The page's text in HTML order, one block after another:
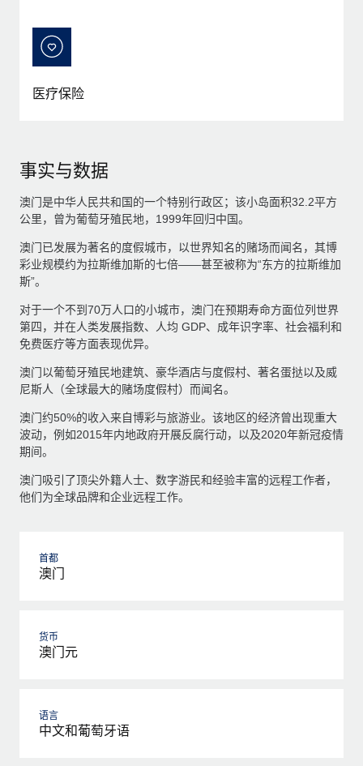
医疗保险
事实与数据
澳门是中华人民共和国的一个特别行政区；该小岛面积32.2平方
公里，曾为葡萄牙殖民地，1999年回归中国。
澳门已发展为著名的度假城市，以世界知名的赌场而闻名，其博
彩业规模约为拉斯维加斯的七倍——甚至被称为“东方的拉斯维加
斯”。
对于一个不到70万人口的小城市，澳门在预期寿命方面位列世界
第四，并在人类发展指数、人均 GDP、成年识字率、社会福利和
免费医疗等方面表现优异。
澳门以葡萄牙殖民地建筑、豪华酒店与度假村、著名蛋挞以及威
尼斯人（全球最大的赌场度假村）而闻名。
澳门约50%的收入来自博彩与旅游业。该地区的经济曾出现重大
波动，例如2015年内地政府开展反腐行动，以及2020年新冠疫情
期间。
澳门吸引了顶尖外籍人士、数字游民和经验丰富的远程工作者，
他们为全球品牌和企业远程工作。
首都
澳门
货币
澳门元
语言
中文和葡萄牙语